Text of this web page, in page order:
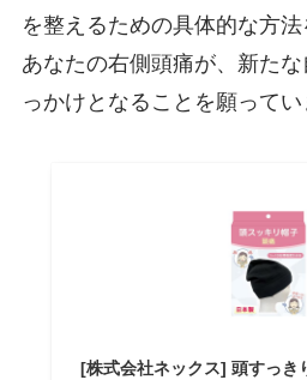
を整えるための具体的な方法
あなたの右側頭痛が、新た
っかけとなることを願ってい
[株式会社ネックス] 頭すっき